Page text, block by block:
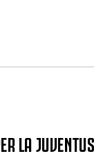
LA JUVENTUS